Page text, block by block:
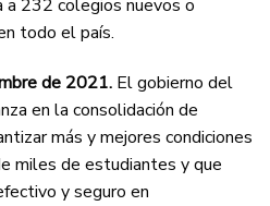
a 232 colegios nuevos o
todo el país.
de 2021. El gobierno del
en la consolidación de
más y mejores condiciones
miles de estudiantes y que
y seguro en